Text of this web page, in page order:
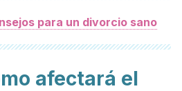
para un divorcio sano
afectará el